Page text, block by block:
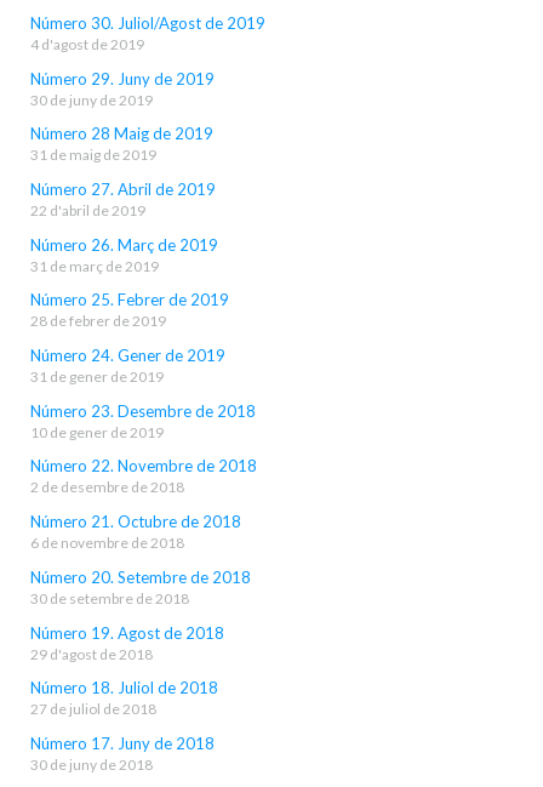
Número 30. Juliol/Agost de 2019
4 d'agost de 2019
Número 29. Juny de 2019
30 de juny de 2019
Número 28 Maig de 2019
31 de maig de 2019
Número 27. Abril de 2019
22 d'abril de 2019
Número 26. Març de 2019
31 de març de 2019
Número 25. Febrer de 2019
28 de febrer de 2019
Número 24. Gener de 2019
31 de gener de 2019
Número 23. Desembre de 2018
10 de gener de 2019
Número 22. Novembre de 2018
2 de desembre de 2018
Número 21. Octubre de 2018
6 de novembre de 2018
Número 20. Setembre de 2018
30 de setembre de 2018
Número 19. Agost de 2018
29 d'agost de 2018
Número 18. Juliol de 2018
27 de juliol de 2018
Número 17. Juny de 2018
30 de juny de 2018